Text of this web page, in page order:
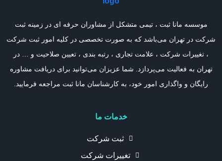
موسسه مانا ثبت ، تیمی متشکل از مشاوران حرفه ای در زمینه ثبت
شرکت در تهران می‌باشد که به صورت تخصصی در کلیه امور ثبت شرکت
، تغییرات شرکت ، علامت تجاری ، رتبه بندی ، تعیین صلاحیت و … در
تهران به فعالیت می‌پردازد. شما عزیزان می‌توانید برای دریافت مشاوره
رایگان و واگذاری امور خود، به کارشناسان مانا ثبت مراجعه فرمایید.
خدمات ما
ثبت شرکت
تغییرات شرکت